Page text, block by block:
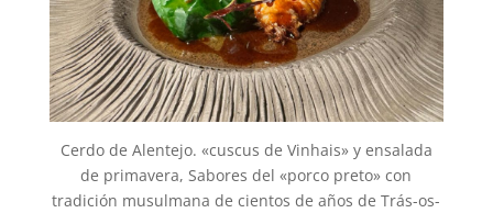
Cerdo de Alentejo. «cuscus de Vinhais» y ensalada
de primavera, Sabores del «porco preto» con
tradición musulmana de cientos de años de Trás-os-